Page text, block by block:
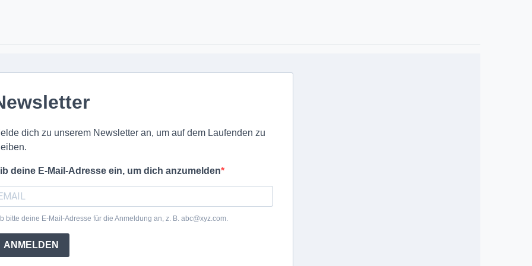
dich zu unserem Newsletter an, um auf dem Laufenden zu
deine E-Mail-Adresse ein, um dich anzumelden
bitte deine E-Mail-Adresse für die Anmeldung an, z. B. abc@xyz.com.
ANMELDEN